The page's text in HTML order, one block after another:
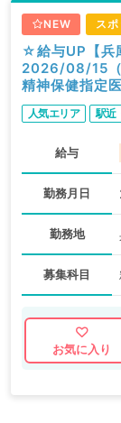
NEW ス
☆給与UP【兵
2026/08/15
精神保健指定
き歩合無し）
人気エリア 駅近
給与
勤務月日
勤務地
募集科目
お気に入り